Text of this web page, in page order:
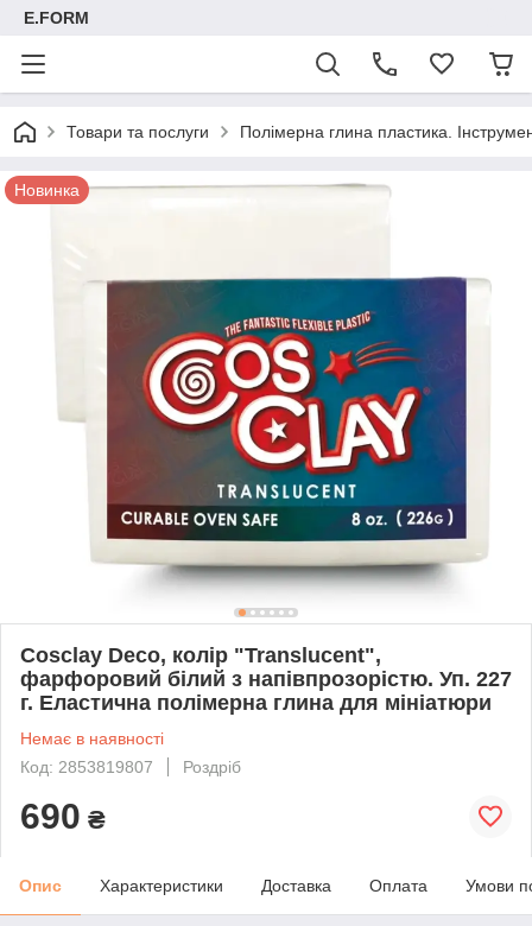
E.FORM
Товари та послуги Полімерна глина пластика.
Новинка
Cosclay Deco, колір "Translucent",
фарфоровий білий з напівпрозорістю. Уп. 227
г. Еластична полімерна глина для мініатюри
Немає в наявності
Код: 2853819807
Роздріб
690 ₴
Опис Характеристики Доставка Оплата Умови